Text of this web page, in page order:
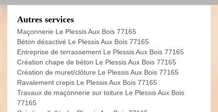
Autres services
Maçonnerie Le Plessis Aux Bois 77165
Béton désactivé Le Plessis Aux Bois 77165
Entreprise de terrassement Le Plessis Aux Bois 77165
Création chape de béton Le Plessis Aux Bois 77165
Création de muret/clôture Le Plessis Aux Bois 77165
Ravalement crepis Le Plessis Aux Bois 77165
Travaux de maçonnerie sur toiture Le Plessis Aux Bois
77165